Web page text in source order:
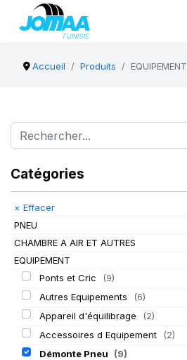
Accueil Produits EQUIPEMENT
Catégories
× Effacer
PNEU
CHAMBRE A AIR ET AUTRES
EQUIPEMENT
Ponts et Cric
(9)
Autres Equipements
(6)
Appareil d'équilibrage
(2)
Accessoires d Equipement
(2)
Démonte Pneu
(9)